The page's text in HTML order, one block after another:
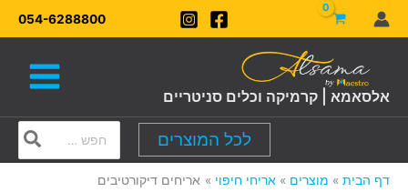
דילוג
לתוכן
054-6288800
אלסאמא | קרמיקה וכלים סניטריים
לכל המוצרים
for:
דף הבית מוצרים אריחי חיפוי אריחים דיקורטיבים
ממוין
לפי